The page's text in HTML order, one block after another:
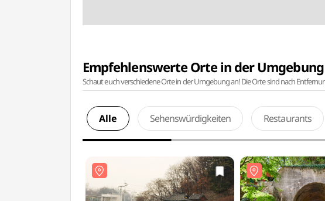
Empfehlenswerte Orte in der Umgebung
Schaut euch verschiedene Orte in der Umgebung an! Die Orte sind nach
Alle Sehenswürdigkeiten Restaurants